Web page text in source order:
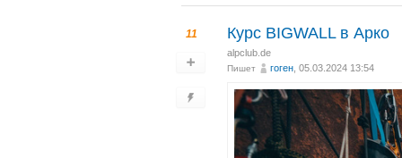
11 Курс BIGWALL в Арко
alpclub.de
Пишет гоген , 05.03.2024 13:54